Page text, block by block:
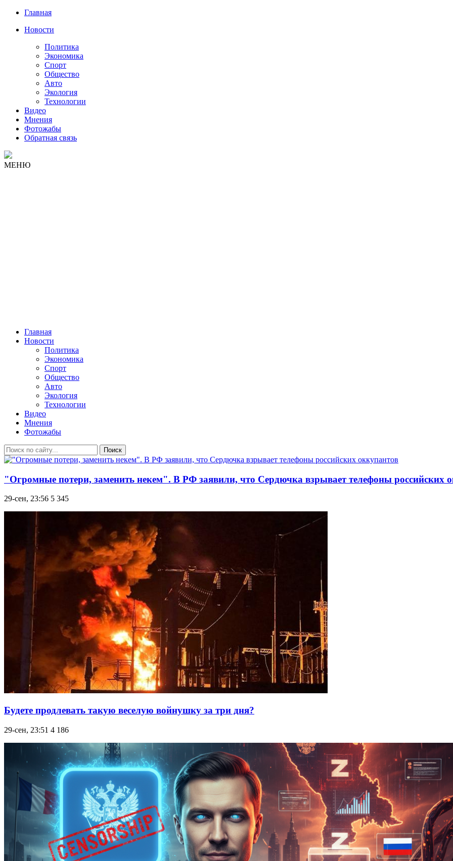
Главная
Новости
Политика
Экономика
Спорт
Общество
Авто
Экология
Технологии
Видео
Мнения
Фотожабы
Обратная связь
МЕНЮ
Главная
Новости
Политика
Экономика
Спорт
Общество
Авто
Экология
Технологии
Видео
Мнения
Фотожабы
Поиск
"Огромные потери, заменить некем". В РФ заявили, что Сердючка взрывает телефоны российских
29-сен, 23:56 5 345
Будете продлевать такую веселую войнушку за три дня?
29-сен, 23:51 4 186